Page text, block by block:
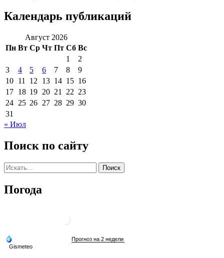
Календарь публикаций
Август 2026
Пн Вт Ср Чт Пт Сб Вс
1
2
3
4 5 6 7 8
9
10 11 12 13 14 15 16
17 18 19 20 21 22 23
24 25 26 27 28 29 30
31
« Июл
Поиск по сайту
Погода